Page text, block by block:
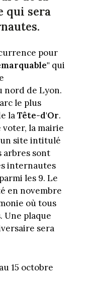
qui sera
pour
qui
nord de Lyon.
le plus
laTête-d'Or.
la mairie
site intitulé
arbres sont
internautes
les 9. Le
en novembre
où tous
Une plaque
sera
15 octobre